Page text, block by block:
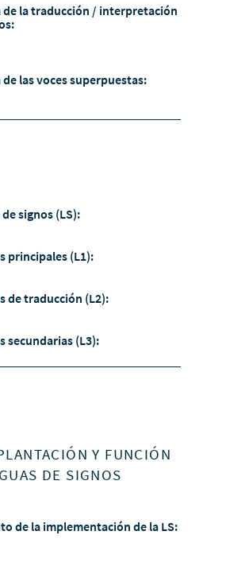
la traducción / interpretación
las voces superpuestas:
signos (LS):
principales (L1):
de traducción (L2):
secundarias (L3):
Y FUNCIÓN
DE SIGNOS
de la implementación de la LS: